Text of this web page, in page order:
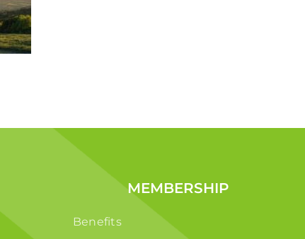
MEMBERSHIP
Benefits